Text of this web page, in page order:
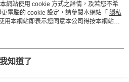
網站使用 cookie 方式之詳情，及若您不希
電腦的 cookie 設定，請參閱本網站「 隱私
用本網站即表示您同意本公司得按本網站使
我知道了